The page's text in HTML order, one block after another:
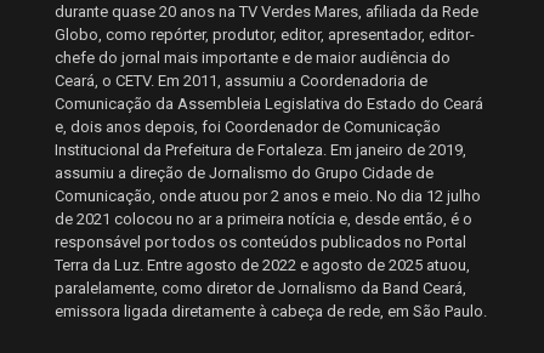
durante quase 20 anos na TV Verdes Mares, afiliada da Rede
Globo, como repórter, produtor, editor, apresentador, editor-
chefe do jornal mais importante e de maior audiência do
Ceará, o CETV. Em 2011, assumiu a Coordenadoria de
Comunicação da Assembleia Legislativa do Estado do Ceará
e, dois anos depois, foi Coordenador de Comunicação
Institucional da Prefeitura de Fortaleza. Em janeiro de 2019,
assumiu a direção de Jornalismo do Grupo Cidade de
Comunicação, onde atuou por 2 anos e meio. No dia 12 julho
de 2021 colocou no ar a primeira notícia e, desde então, é o
responsável por todos os conteúdos publicados no Portal
Terra da Luz. Entre agosto de 2022 e agosto de 2025 atuou,
paralelamente, como diretor de Jornalismo da Band Ceará,
emissora ligada diretamente à cabeça de rede, em São Paulo.